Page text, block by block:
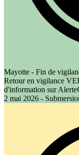
Mayotte - Fin de
Retour en vigilance
d'information sur
2 mai 2026 -